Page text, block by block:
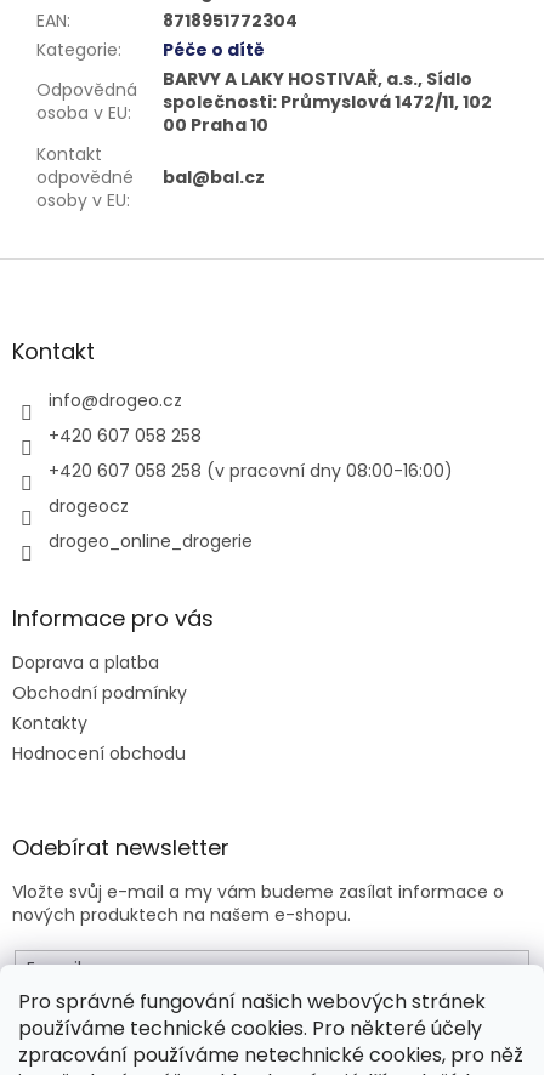
Pro správné fungování našich webových stránek
používáme technické cookies. Pro některé účely
zpracování používáme netechnické cookies, pro něž
EAN:
8718951772304
Kategorie:
Péče o dítě
Odpovědná
osoba v EU:
BARVY A LAKY HOSTIVAŘ, a.s., Sídlo
společnosti: Průmyslová 1472/11, 102
00 Praha 10
Kontakt
odpovědné
osoby v EU:
bal@bal.cz
Z
aKontakt
info@drogeo.cz
+420 607 058 258
+420 607 058 258 (v pracovní dny 08:00-16:00)
drogeocz
drogeo_online_drogerie
Informace pro vás
Doprava a platba
Obchodní podmínky
Kontakty
Hodnocení obchodu
Odebírat newsletter
Vložte svůj e-mail a my vám budeme zasílat informace o
nových produktech na našem e-shopu.
E-mail
Vložením e-mailu souhlasíte sobchodními podmínkami .